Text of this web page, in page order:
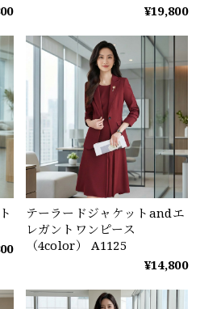
¥19,800
テーラードジャケットandエ
レガントワンピース
（4color） A1125
¥14,800